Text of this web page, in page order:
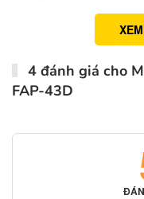
4 đánh giá cho
FAP-43D